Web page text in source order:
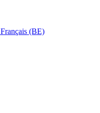
Français (BE)